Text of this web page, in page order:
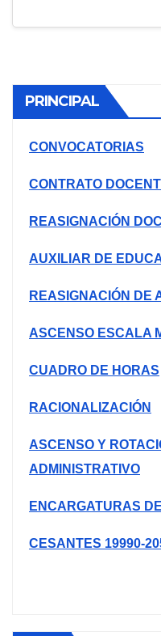
PRINCIPAL
CONVOCATORIAS
CONTRATO
REASIGNACIÓN
AUXILIAR DE
REASIGNACIÓN DE
ASCENSO ESCALA
CUADRO DE HORAS
RACIONALIZACIÓN
ASCENSO Y
ADMINISTRATIVO
ENCARGATURAS
CESANTES 19990-